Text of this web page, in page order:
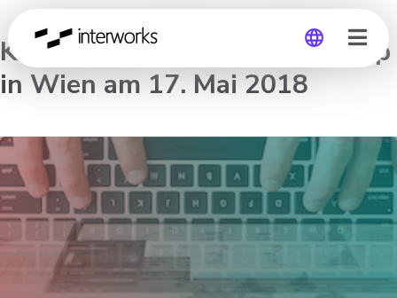
Global
Germany
Kostenloser Tableau Workshop
in Wien am 17. Mai 2018